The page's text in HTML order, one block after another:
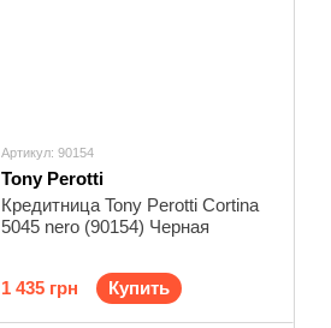
Артикул: 90154
Tony Perotti
Кредитница Tony Perotti Cortina
5045 nero (90154) Черная
1 435 грн Купить